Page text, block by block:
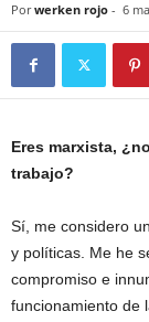
Por werken rojo - 6
Eres marxista,
trabajo?
Sí, me considero
y políticas. Me he
compromiso e
funcionamiento de